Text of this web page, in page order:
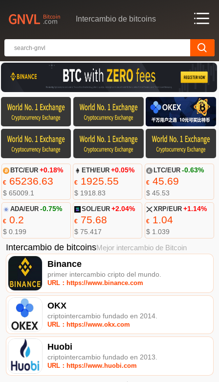
Intercambio de bitcoins
BTC/EUR +0.18%
€65236.63
$ 65009.1
ETH/EUR +0.05%
€ 1925.55
$ 1918.83
LTC/EUR -0.63%
€45.69
$ 45.53
ADA/EUR -0.75%
€0.2
$ 0.199
SOL/EUR +2.04%
€ 75.68
$ 75.417
XRP/EUR +1.14%
€1.04
$ 1.039
Intercambio de bitcoinsMejor intercambio de Bitcoin
Binance
primer intercambio cripto del mundo.
URL：https://www.binance.com
OKX
criptointercambio fundado en 2014.
URL：https://www.okx.com
Huobi
criptointercambio fundado en 2013.
URL：https://www.huobi.com